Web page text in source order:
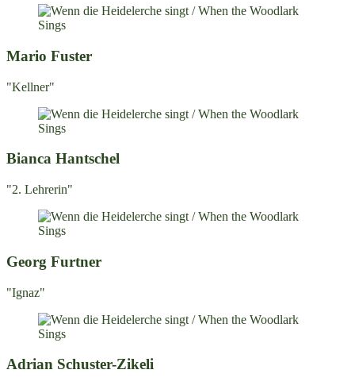
Mario Fuster
"Kellner"
Bianca Hantschel
"2. Lehrerin"
Georg Furtner
"Ignaz"
Adrian Schuster-Zikeli